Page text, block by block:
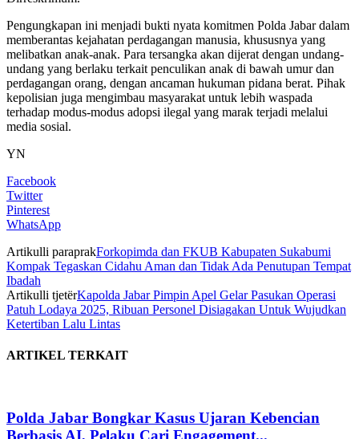
Pengungkapan ini menjadi bukti nyata komitmen Polda Jabar dalam
memberantas kejahatan perdagangan manusia, khususnya yang
melibatkan anak-anak. Para tersangka akan dijerat dengan undang-
undang yang berlaku terkait penculikan anak di bawah umur dan
perdagangan orang, dengan ancaman hukuman pidana berat. Pihak
kepolisian juga mengimbau masyarakat untuk lebih waspada
terhadap modus-modus adopsi ilegal yang marak terjadi melalui
media sosial.
YN
Facebook
Twitter
Pinterest
WhatsApp
Artikulli paraprakForkopimda dan FKUB Kabupaten Sukabumi
Kompak Tegaskan Cidahu Aman dan Tidak Ada Penutupan Tempat
Ibadah
Artikulli tjetërKapolda Jabar Pimpin Apel Gelar Pasukan Operasi
Patuh Lodaya 2025, Ribuan Personel Disiagakan Untuk Wujudkan
Ketertiban Lalu Lintas
ARTIKEL TERKAIT
Polda Jabar Bongkar Kasus Ujaran Kebencian
Berbasis AI, Pelaku Cari Engagement...